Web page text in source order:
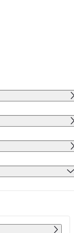
SO NE